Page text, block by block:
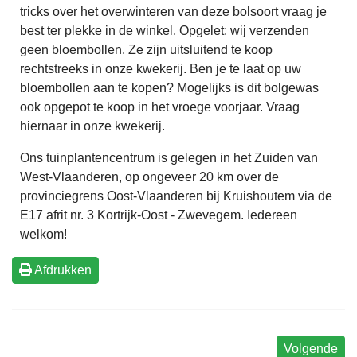
tricks over het overwinteren van deze bolsoort vraag je
best ter plekke in de winkel. Opgelet: wij verzenden
geen bloembollen. Ze zijn uitsluitend te koop
rechtstreeks in onze kwekerij. Ben je te laat op uw
bloembollen aan te kopen? Mogelijks is dit bolgewas
ook opgepot te koop in het vroege voorjaar. Vraag
hiernaar in onze kwekerij.
Ons tuinplantencentrum is gelegen in het Zuiden van
West-Vlaanderen, op ongeveer 20 km over de
provinciegrens Oost-Vlaanderen bij Kruishoutem via de
E17 afrit nr. 3 Kortrijk-Oost - Zwevegem. Iedereen
welkom!
Afdrukken
Volgende